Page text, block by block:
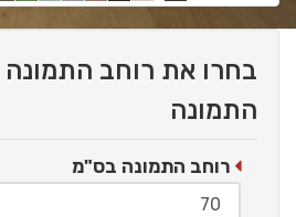
בחרו את רוחב התמונה
התמונה
רוחב התמונה בס"מ